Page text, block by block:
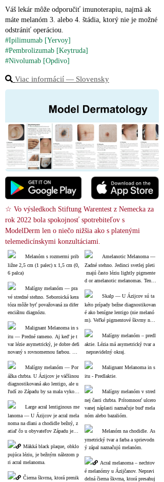
Váš lekár môže odporučiť imunoterapiu, najmä ak
máte melanóm 3. alebo 4. štádia, ktorý nie je možné
odstrániť operáciou.
#Ipilimumab [Yervoy]
#Pembrolizumab [Keytruda]
#Nivolumab [Opdivo]
Viac informácií ― Slovensky
☆ Vo výsledkoch Stiftung Warentest z Nemecka za
rok 2022 bola spokojnosť spotrebiteľov s
ModelDerm len o niečo nižšia ako s platenými
telemedicínskymi konzultáciami.
Melanóm s rozmermi prib
ližne 2,5 cm (1 palec) x 1,5 cm (0,
6 palca)
Malígny melanóm ― pra
vé stredné stehno. Seboroická kera
tóza môže byť považovaná za difer
enciálnu diagnózu.
Malignant Melanoma in s
itu ― Predné rameno. Aj keď je t
var lézie asymetrický, je dobre defi
novaný s rovnomernou farbou. U
javujú ako benígne lentigo, ale v z
ápadnej populácii by sa mala vyža
dovať biopsia.
Malígny melanóm ― Por
ážka chrbta. U Ázijcov je väčšinou
diagnostikovaná ako lentigo, ale u
ľudí zo Západu by sa mala vykona
Large acral lentiginous me
lanoma ― U Ázijcov je acral mela
noma na dlani a chodidle bežný, z
atiaľ čo u obyvateľov Západu je m
lnku bežnejší.Mäkká black plaque, obklo
pujúca léziu, je bežným nálezom p
ri acral melanoma.
Čierna škvrna, ktorá prenik
Amelanotic Melanoma ―
Zadné stehno. Jedinci svetlej pleti
majú často léziu lightly pigmente
d or amelanotic melanomas. Tento
eľné farebné zmeny alebo variácie.
Skalp ― U Ázijcov sú ta
kéto prípady bežne diagnostikovan
é ako benígne lentigo (nie melanó
m). Veľké pigmentové škvrny na o
vyžadujú biopsiu v západnej popu
lácii.
Malígny melanóm – predl
aktie. Lézia má asymetrický tvar a
nepravidelný okraj.
Malignant Melanoma in s
itu - Predlaktie.
Malígny melanóm v stred
nej časti chrbta. Prítomnosť ulcero
vanej náplasti naznačuje buď mela
nóm alebo bazalióm.
Melanóm na chodidle. As
ymetrický tvar a farba a sprievodn
ý zápal naznačujú melanóm.
Acral melanoma – nechtov
é melanómy u Ázijčanov. Nepravi
delná čierna škvrna, ktorá presahuj